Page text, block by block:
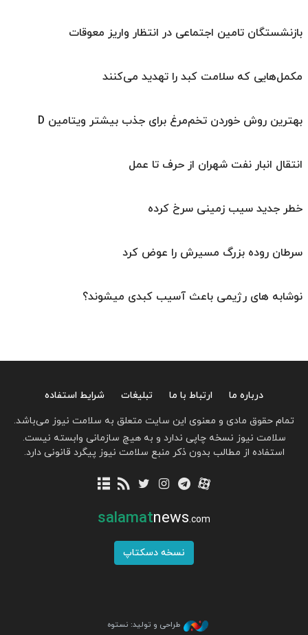
بازنشستگان تامین اجتماعی در انتظار واریز معوقات
مکمل‌هایی که سلامت کبد را تهدید می‌کنند
بهترین روش خوردن تخم‌مرغ برای جذب بیشتر ویتامین D
انتقال انبار نفت شهران از حرف تا عمل
خطر جدید سیب زمینی سرخ کرده
سرطان روده بزرگ مسیرش را عوض کرد
نوشابه های رژیمی باعث آسیب کبدی میشوند؟
درباره ما ارتباط با ما تبلیغات
شرایط استفاده
تمام حقوق مادی و معنوی این سایت متعلق به سلامت نیوز می‌باشد.
سلامت نیوز نسخه چاپی ندارد و به هیچ سازمانی وابسته نیست.
استفاده از مطالب بدون ذکر منبع سلامت نیوز پیگرد قانونی دارد.
salamatnews.com
نسخه دسکتاپ
طراحی و تولید: نستوه